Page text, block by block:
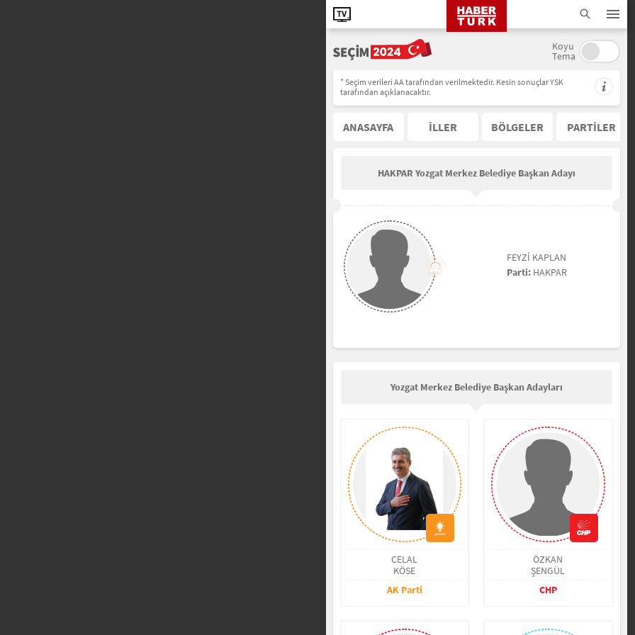
Koyu
Tema
* Seçim verileri AA tarafından verilmektedir. Kesin sonuçlar YSK
tarafından açıklanacaktır.
ANASAYFA İLLER BÖLGELER PARTİLER
HAKPAR Yozgat Merkez Belediye Başkan Adayı
FEYZİ KAPLAN
Parti:HAKPAR
Yozgat Merkez Belediye Başkan Adayları
CELAL
KÖSE
AK Parti
ÖZKAN
ŞENGÜL
CHP